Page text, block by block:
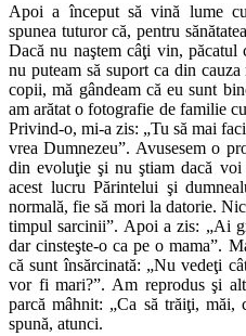
Apoi a început să vină lume
spunea tuturor că, pentru
Dacă nu naştem câţi vin,
nu puteam să suport ca din
copii, mă gândeam că eu sunt
am arătat o fotografie de familie
Privind-o, mi-a zis: „Tu să mai
vrea Dumnezeu”. Avusesem o
din evoluţie şi nu ştiam dacă
acest lucru Părintelui şi
normală, fie să mori la datorie.
timpul sarcinii”. Apoi a zis: „Ai
dar cinsteşte-o ca pe o mama”.
că sunt însărcinată: „Nu vedeţi
vor fi mari?”. Am reprodus şi
parcă mâhnit: „Ca să trăiţi, măi,
spună, atunci.